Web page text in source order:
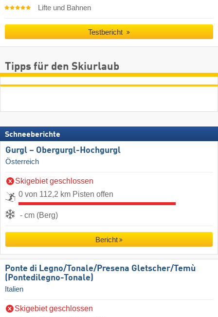
Lifte und Bahnen
Testbericht
Tipps für den Skiurlaub
Schneeberichte
Gurgl – Obergurgl-Hochgurgl
Österreich
Skigebiet geschlossen
0 von 112,2 km Pisten offen
- cm (Berg)
Bericht
Ponte di Legno/​Tonale/​Presena Gletscher/​Temù
(Pontedilegno-Tonale)
Italien
Skigebiet geschlossen